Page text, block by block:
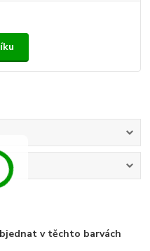
v těchto barvách